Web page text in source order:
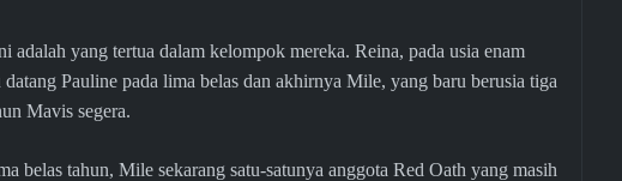
adalah yang tertua dalam kelompok mereka. Reina, pada usia enam
Pauline pada lima belas dan akhirnya Mile, yang baru berusia tiga
Mavis segera.
belas tahun, Mile sekarang satu-satunya anggota Red Oath yang masih